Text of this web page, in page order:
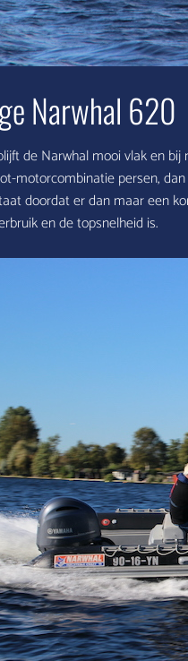
Narwhal 620
de Narwhal mooi vlak en
motorcombinatie persen,
doordat er dan maar een
en de topsnelheid is.